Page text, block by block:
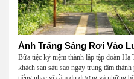
Ánh Trăng Sáng Rơi Vào
Bữa tiệc kỷ niệm thành lập tập đoàn
khách sạn sáu sao ngay trung tâm